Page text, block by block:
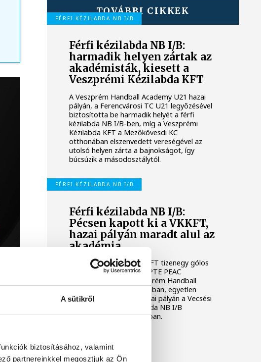
A sütikről
biztosításához, valamint
partnereinkkel megosztjuk az Ön
TOVÁBBI CIKKEK
FÉRFI KÉZILABDA NB I/B
Férfi kézilabda NB I/B:
harmadik helyen zártak az
akadémisták, kiesett a
Veszprémi Kézilabda KFT
A Veszprém Handball Academy U21 hazai
pályán, a Ferencvárosi TC U21 legyőzésével
biztosította be harmadik helyét a férfi
kézilabda NB I/B-ben, míg a Veszprémi
Kézilabda KFT a Mezőkövesdi KC
otthonában elszenvedett vereségével az
utolsó helyen zárta a bajnokságot, így
búcsúzik a másodosztálytól.
FÉRFI KÉZILABDA NB I/B
Férfi kézilabda NB I/B:
Pécsen kapott ki a VKKFT,
hazai pályán maradt alul az
akadémia
A Veszprémi Kézilabda KFT tizenegy gólos
vereséget szenvedett a PTE PEAC
otthonában, míg a Veszprém Handball
Academy U21 nagy csatában, egyetlen
találattal maradt alul hazai pályán a Vecsési
KKFT ellen a férfi kézilabda NB I/B
huszonhetedik fordulójában.